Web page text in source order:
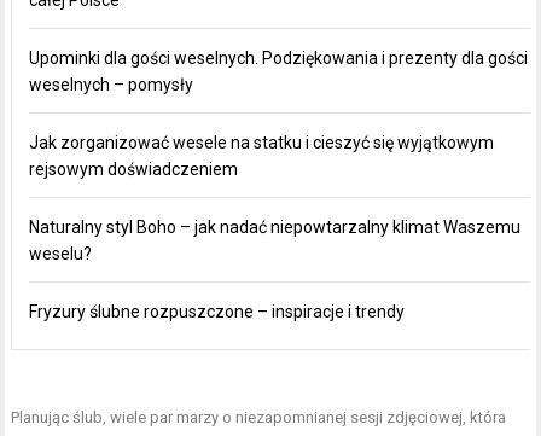
Upominki dla gości weselnych. Podziękowania i prezenty dla gości
weselnych – pomysły
Jak zorganizować wesele na statku i cieszyć się wyjątkowym
rejsowym doświadczeniem
Naturalny styl Boho – jak nadać niepowtarzalny klimat Waszemu
weselu?
Fryzury ślubne rozpuszczone – inspiracje i trendy
Planując ślub, wiele par marzy o niezapomnianej sesji zdjęciowej, która